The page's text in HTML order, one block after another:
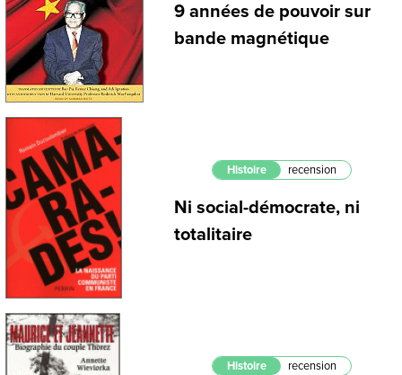
9 années de pouvoir sur
bande magnétique
Histoire recension
Ni social-démocrate, ni
totalitaire
Histoire recension